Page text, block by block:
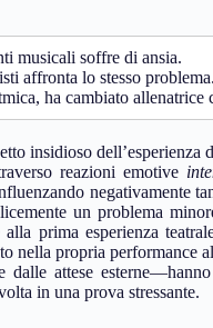
musicali soffre di ansia.
affronta lo stesso problema.
ha cambiato allenatrice
insidioso
reazioni emotive
negativamente
un problema
alla prima esperienza
nella propria performance
attese
in una prova stressante.